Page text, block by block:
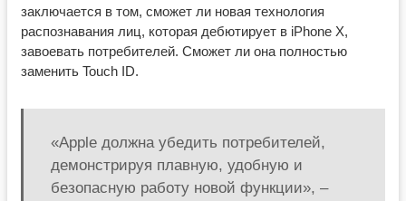
заключается в том, сможет ли новая технология
распознавания лиц, которая дебютирует в iPhone X,
завоевать потребителей. Сможет ли она полностью
заменить Touch ID.
«Apple должна убедить потребителей,
демонстрируя плавную, удобную и
безопасную работу новой функции», –